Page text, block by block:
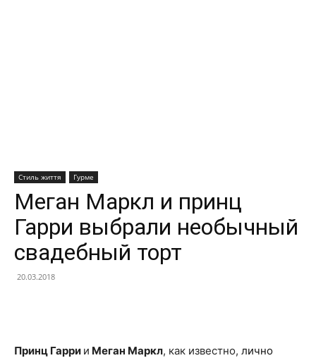
Стиль життя Гурме
Меган Маркл и принц
Гарри выбрали необычный
свадебный торт
20.03.2018
Принц Гарри и Меган Маркл, как известно, лично